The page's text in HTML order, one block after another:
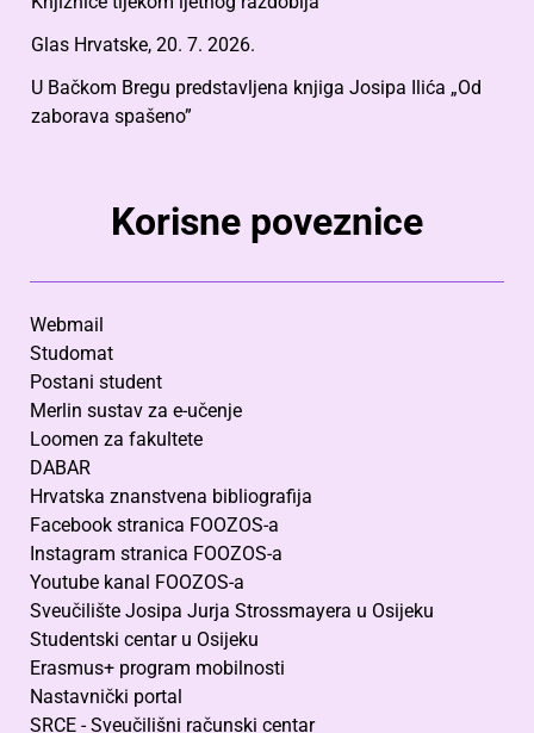
Glas Hrvatske, 20. 7. 2026.
U Bačkom Bregu predstavljena knjiga Josipa Ilića „Od
zaborava spašeno”
Korisne poveznice
Webmail
Studomat
Postani student
Merlin sustav za e-učenje
Loomen za fakultete
DABAR
Hrvatska znanstvena bibliografija
Facebook stranica FOOZOS-a
Instagram stranica FOOZOS-a
Youtube kanal FOOZOS-a
Sveučilište Josipa Jurja Strossmayera u Osijeku
Studentski centar u Osijeku
Erasmus+ program mobilnosti
Nastavnički portal
SRCE - Sveučilišni računski centar